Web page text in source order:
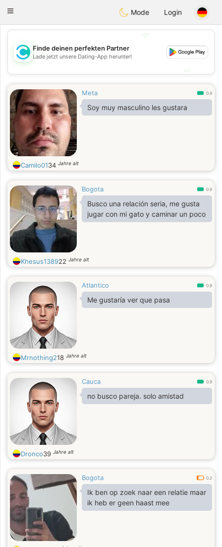
olombiaCitas
Toggle
Mode Login
💖
💕
Finde deinen perfekten Partner
Lade jetzt unsere Dating-App herunter!
Meta 0.9
Soy muy masculino les gustara
Camilo0134 Jahre alt
Bogota 0.9
Busco una relación seria, me gusta
jugar con mi gato y caminar un poco
Khesus138922 Jahre alt
Atlantico 0.9
Me gustaría ver que pasa
Mrnothing218 Jahre alt
Cauca 0.9
no busco pareja. solo amistad
Dronco39 Jahre alt
Bogota 0.2
Ik ben op zoek naar een relatie maar
ik heb er geen haast mee